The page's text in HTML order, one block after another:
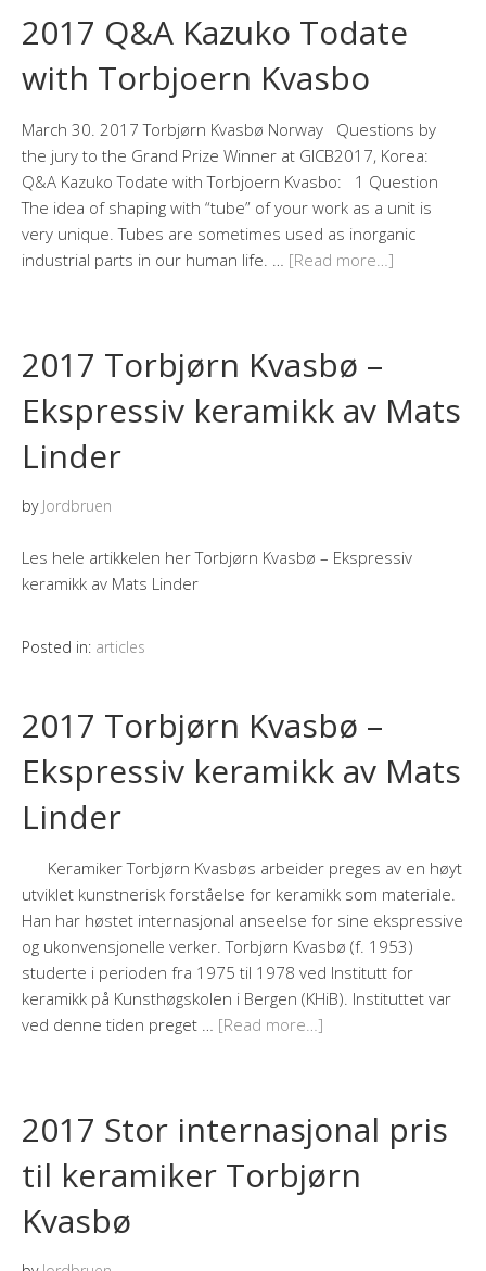
2017 Q&A Kazuko Todate
with Torbjoern Kvasbo
March 30. 2017 Torbjørn Kvasbø Norway Questions by
the jury to the Grand Prize Winner at GICB2017, Korea:
Q&A Kazuko Todate with Torbjoern Kvasbo: 1 Question
The idea of shaping with “tube” of your work as a unit is
very unique. Tubes are sometimes used as inorganic
industrial parts in our human life. … [Read more…]
2017 Torbjørn Kvasbø –
Ekspressiv keramikk av Mats
Linder
by Jordbruen
Les hele artikkelen her Torbjørn Kvasbø – Ekspressiv
keramikk av Mats Linder
Posted in: articles
2017 Torbjørn Kvasbø –
Ekspressiv keramikk av Mats
Linder
Keramiker Torbjørn Kvasbøs arbeider preges av en høyt
utviklet kunstnerisk forståelse for keramikk som materiale.
Han har høstet internasjonal anseelse for sine ekspressive
og ukonvensjonelle verker. Torbjørn Kvasbø (f. 1953)
studerte i perioden fra 1975 til 1978 ved Institutt for
keramikk på Kunsthøgskolen i Bergen (KHiB). Instituttet var
ved denne tiden preget … [Read more…]
2017 Stor internasjonal pris
til keramiker Torbjørn
Kvasbø